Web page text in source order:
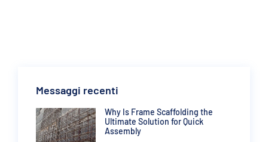
Messaggi recenti
Why Is Frame Scaffolding the
Ultimate Solution for Quick
Assembly